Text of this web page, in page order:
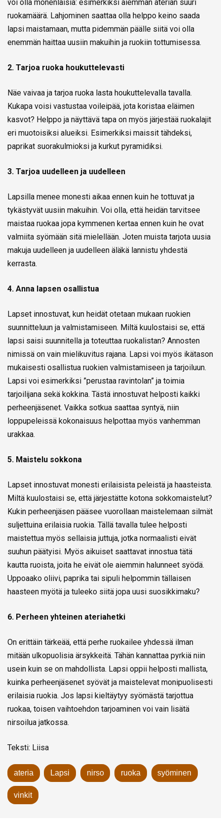
voi olla monenlaisia: esimerkiksi aiemman aterian suuri
ruokamäärä. Lahjominen saattaa olla helppo keino saada
lapsi maistamaan, mutta pidemmän päälle siitä voi olla
enemmän haittaa uusiin makuihin ja ruokiin tottumisessa.
2. Tarjoa ruoka houkuttelevasti
Näe vaivaa ja tarjoa ruoka lasta houkuttelevalla tavalla.
Kukapa voisi vastustaa voileipää, jota koristaa eläimen
kasvot? Helppo ja näyttävä tapa on myös järjestää ruokalajit
eri muotoisiksi alueiksi. Esimerkiksi maissit tähdeksi,
paprikat suorakulmioksi ja kurkut pyramidiksi.
3. Tarjoa uudelleen ja uudelleen
Lapsilla menee monesti aikaa ennen kuin he tottuvat ja
tykästyvät uusiin makuihin. Voi olla, että heidän tarvitsee
maistaa ruokaa jopa kymmenen kertaa ennen kuin he ovat
valmiita syömään sitä mielellään. Joten muista tarjota uusia
makuja uudelleen ja uudelleen äläkä lannistu yhdestä
kerrasta.
4. Anna lapsen osallistua
Lapset innostuvat, kun heidät otetaan mukaan ruokien
suunnitteluun ja valmistamiseen. Miltä kuulostaisi se, että
lapsi saisi suunnitella ja toteuttaa ruokalistan? Annosten
nimissä on vain mielikuvitus rajana. Lapsi voi myös ikätason
mukaisesti osallistua ruokien valmistamiseen ja tarjoiluun.
Lapsi voi esimerkiksi ”perustaa ravintolan” ja toimia
tarjoilijana sekä kokkina. Tästä innostuvat helposti kaikki
perheenjäsenet. Vaikka sotkua saattaa syntyä, niin
loppupeleissä kokonaisuus helpottaa myös vanhemman
urakkaa.
5. Maistelu sokkona
Lapset innostuvat monesti erilaisista peleistä ja haasteista.
Miltä kuulostaisi se, että järjestätte kotona sokkomaistelut?
Kukin perheenjäsen pääsee vuorollaan maistelemaan silmät
suljettuina erilaisia ruokia. Tällä tavalla tulee helposti
maistettua myös sellaisia juttuja, jotka normaalisti eivät
suuhun päätyisi. Myös aikuiset saattavat innostua tätä
kautta ruoista, joita he eivät ole aiemmin halunneet syödä.
Uppoaako oliivi, paprika tai sipuli helpommin tällaisen
haasteen myötä ja tuleeko siitä jopa uusi suosikkimaku?
6. Perheen yhteinen ateriahetki
On erittäin tärkeää, että perhe ruokailee yhdessä ilman
mitään ulkopuolisia ärsykkeitä. Tähän kannattaa pyrkiä niin
usein kuin se on mahdollista. Lapsi oppii helposti mallista,
kuinka perheenjäsenet syövät ja maistelevat monipuolisesti
erilaisia ruokia. Jos lapsi kieltäytyy syömästä tarjottua
ruokaa, toisen vaihtoehdon tarjoaminen voi vain lisätä
nirsoilua jatkossa.
Teksti: Liisa
ateria Lapsi nirso ruoka syöminen
vinkit